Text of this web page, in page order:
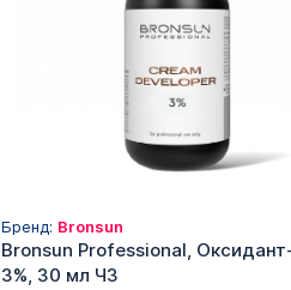
Бренд: Bronsun
Bronsun Professional,
3%, 30 мл ЧЗ